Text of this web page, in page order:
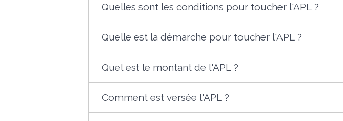
Quelles sont les conditions pour toucher l'APL ?
Quelle est la démarche pour toucher l'APL ?
Quel est le montant de l'APL ?
Comment est versée l'APL ?